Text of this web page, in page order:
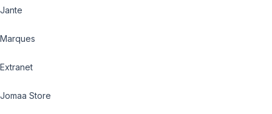
Jante
Marques
Extranet
Jomaa Store